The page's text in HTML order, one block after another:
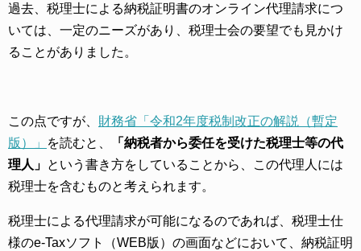
過去、税理士による納税証明書のオンライン代理請求につ
いては、一定のニーズがあり、税理士会の要望でも見かけ
ることがありました。
この点ですが、 財務省「令和2年度税制改正の解説（暫定
版）」
を読むと、
「納税者から委任を受けた税理士等の代
理人」 という書き方をしていることから、この代理人には
税理士を含むものと考えられます。
税理士による代理請求が可能になるのであれば、税理士仕
様のe-Taxソフト（WEB版）の画面などにおいて、納税証明